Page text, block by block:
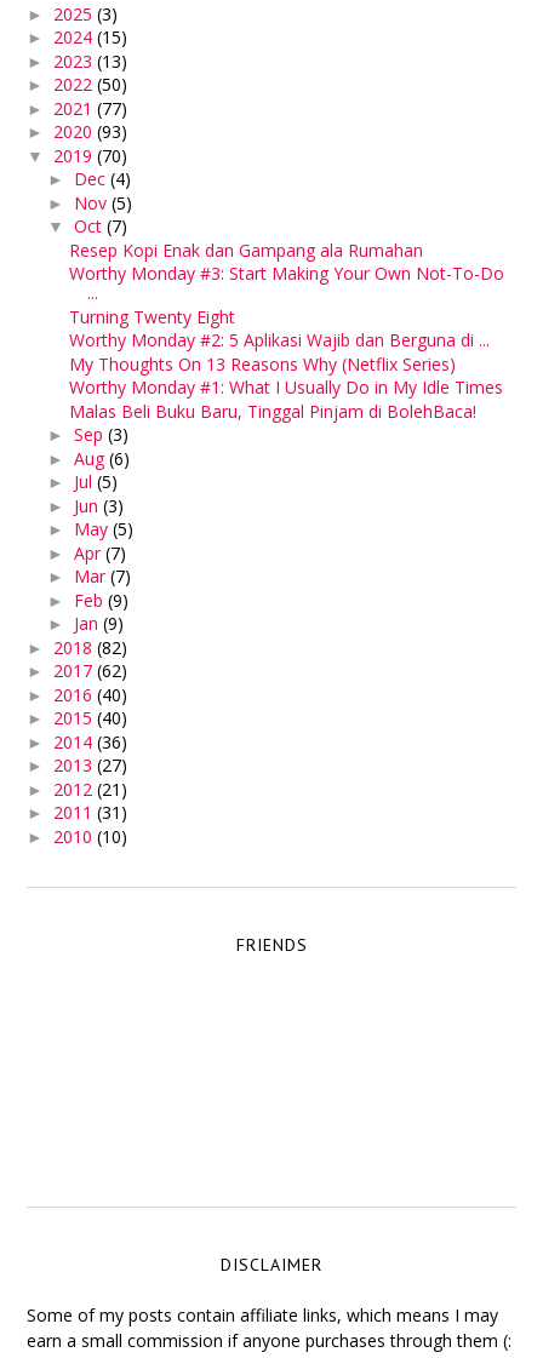
► 2025(3)
► 2024(15)
► 2023(13)
► 2022(50)
► 2021(77)
► 2020(93)
▼ 2019(70)
► Dec(4)
► Nov(5)
▼Oct(7)
Resep Kopi Enak dan Gampang ala Rumahan
Worthy Monday #3: Start Making Your Own Not-To-Do
...
Turning Twenty Eight
Worthy Monday #2: 5 Aplikasi Wajib dan Berguna di ...
My Thoughts On 13 Reasons Why (Netflix Series)
Worthy Monday #1: What I Usually Do in My Idle Times
Malas Beli Buku Baru, Tinggal Pinjam di BolehBaca!
►Sep(3)
►Aug(6)
► Jul(5)
► Jun(3)
► May(5)
►Apr(7)
► Mar(7)
► Feb(9)
► Jan(9)
► 2018(82)
► 2017(62)
► 2016(40)
► 2015(40)
► 2014(36)
► 2013(27)
► 2012(21)
► 2011(31)
► 2010(10)
FRIENDS
DISCLAIMER
Some of my posts contain affiliate links, which means I may
earn a small commission if anyone purchases through them (: